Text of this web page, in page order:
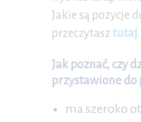
Jakie są pozycje
przeczytasz tutaj .
Jak poznać, czy
przystawione do
ma szeroko